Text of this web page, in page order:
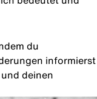
du
informierst
deinen